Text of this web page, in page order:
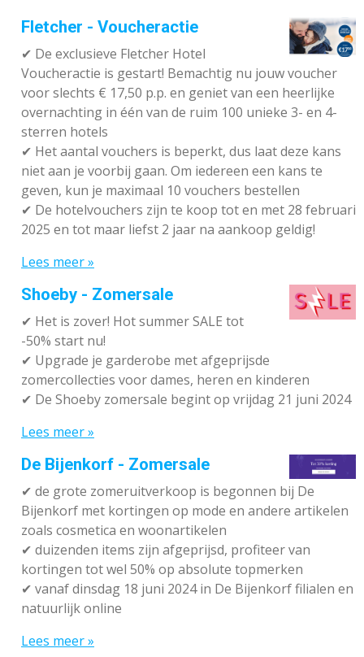
Fletcher - Voucheractie
✔ De exclusieve Fletcher Hotel
Voucheractie is gestart! Bemachtig nu jouw voucher
voor slechts € 17,50 p.p. en geniet van een heerlijke
overnachting in één van de ruim 100 unieke 3- en 4-
sterren hotels
✔ Het aantal vouchers is beperkt, dus laat deze kans
niet aan je voorbij gaan. Om iedereen een kans te
geven, kun je maximaal 10 vouchers bestellen
✔ De hotelvouchers zijn te koop tot en met 28 februari
2025 en tot maar liefst 2 jaar na aankoop geldig!
Lees meer »
Shoeby - Zomersale
✔ Het is zover! Hot summer SALE tot
-50% start nu!
✔ Upgrade je garderobe met afgeprijsde
zomercollecties voor dames, heren en kinderen
✔ De Shoeby zomersale begint op vrijdag 21 juni 2024
Lees meer »
De Bijenkorf - Zomersale
✔ de grote zomeruitverkoop is begonnen bij De
Bijenkorf met kortingen op mode en andere artikelen
zoals cosmetica en woonartikelen
✔ duizenden items zijn afgeprijsd, profiteer van
kortingen tot wel 50% op absolute topmerken
✔ vanaf dinsdag 18 juni 2024 in De Bijenkorf filialen en
natuurlijk online
Lees meer »